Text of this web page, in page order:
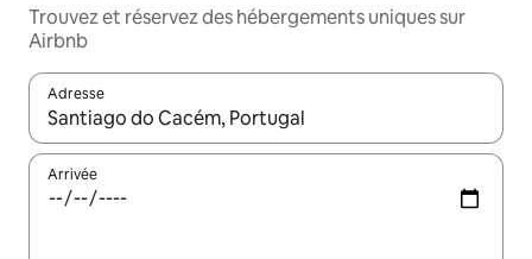
Trouvez et réservez des hébergements uniques sur
Airbnb
Adresse
Lorsque les résultats s'affichent, utilisez les flèches vers le
Arrivée